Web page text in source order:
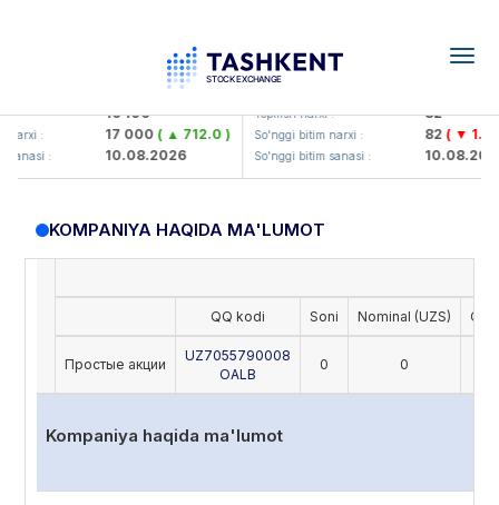
16 100
: 17 000( ▲ 712.0 )
: 10.08.2026
KFSK (<Kafolat sug'urta
Yopilish narxi : 82
So'nggi bitim narxi : 82( ▼ 1.91 )
So'nggi bitim sanasi : 10.08.2026
KOMPANIYA HAQIDA MA'LUMOT
QQ kodi Soni Nominal (UZS)
Простые акции
UZ7055790008
OALB
0 0
Kompaniya haqida ma'lumot